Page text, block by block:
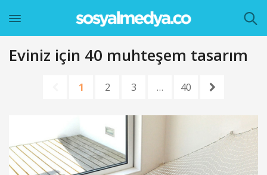
Eviniz için 40 muhteşem tasarım
1 2 3 … 40